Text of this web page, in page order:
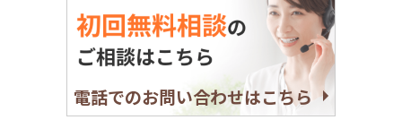
電話でのお問い合わせはこちら